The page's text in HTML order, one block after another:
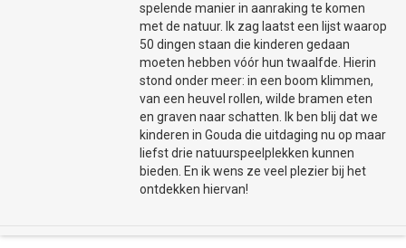
spelende manier in aanraking te komen
met de natuur. Ik zag laatst een lijst waarop
50 dingen staan die kinderen gedaan
moeten hebben vóór hun twaalfde. Hierin
stond onder meer: in een boom klimmen,
van een heuvel rollen, wilde bramen eten
en graven naar schatten. Ik ben blij dat we
kinderen in Gouda die uitdaging nu op maar
liefst drie natuurspeelplekken kunnen
bieden. En ik wens ze veel plezier bij het
ontdekken hiervan!